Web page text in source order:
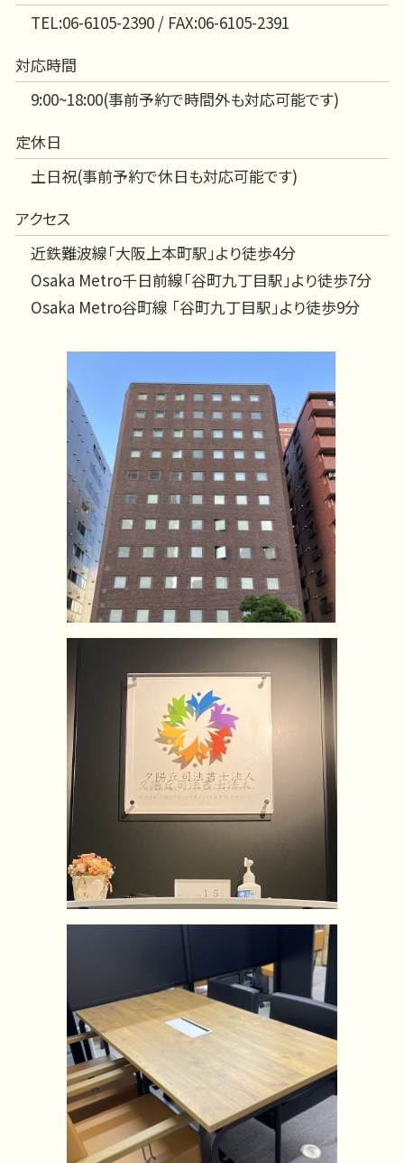
TEL:06-6105-2390 / FAX:06-6105-2391
対応時間
9:00~18:00(事前予約で時間外も対応可能です)
定休日
土日祝(事前予約で休日も対応可能です)
アクセス
近鉄難波線「大阪上本町駅」より徒歩4分
Osaka Metro千日前線「谷町九丁目駅」より徒歩7分
Osaka Metro谷町線 「谷町九丁目駅」より徒歩9分